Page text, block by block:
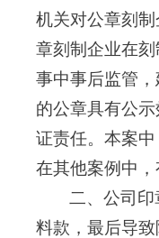
机关对公章刻
章刻制企业在
事中事后监管
的公章具有公
证责任。本案
在其他案例中
二、公司
料款，最后导